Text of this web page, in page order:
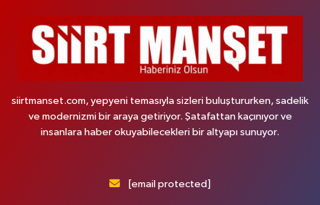
siirtmanset.com, yepyeni temasıyla sizleri buluştururken, sadelik
ve modernizmi bir araya getiriyor. Şatafattan kaçınıyor ve
insanlara haber okuyabilecekleri bir altyapı sunuyor.
[email protected]